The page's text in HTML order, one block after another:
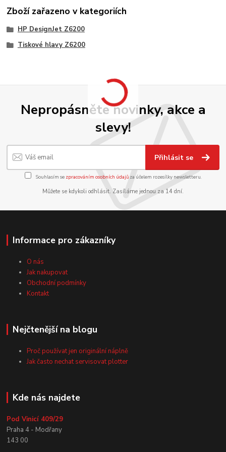
Zboží zařazeno v kategoriích
HP DesignJet Z6200
Tiskové hlavy Z6200
Nepropásněte novinky, akce a
slevy!
Přihlásit se
Souhlasím se zpracováním osobních údajůza účelem rozesílky newsletteru.
Můžete se kdykoli odhlásit. Zasíláme jednou za 14 dní.
Informace pro zákazníky
O nás
Jak nakupovat
Obchodní podmínky
Kontakt
Nejčtenější na blogu
Proč používat jen originální náplně
Jak často nechat servisovat plotter
Kde nás najdete
Pod Vinicí 409/29
Praha 4 - Modřany
143 00